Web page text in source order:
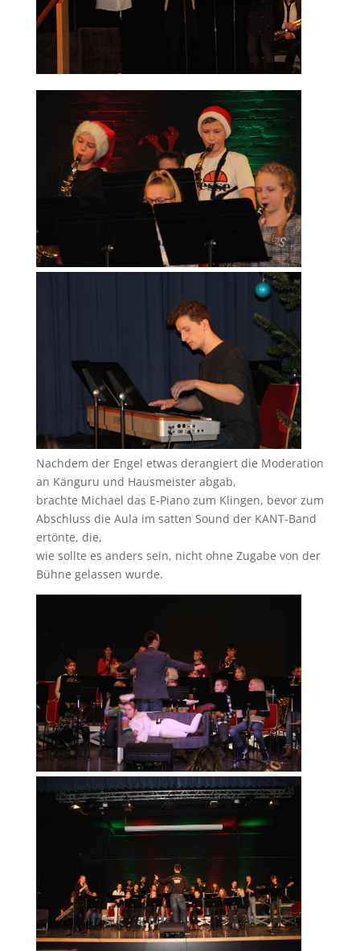
Nachdem der Engel etwas derangiert die Moderation
an Känguru und Hausmeister abgab,
brachte Michael das E-Piano zum Klingen, bevor zum
Abschluss die Aula im satten Sound der KANT-Band
ertönte, die,
wie sollte es anders sein, nicht ohne Zugabe von der
Bühne gelassen wurde.